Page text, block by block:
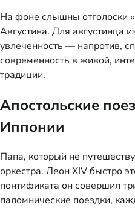
На фоне слышны отголоски
Августина. Для августинца
увлеченность — напротив,
современность в живой,
традиции.
Апостольские
Иппонии
Папа, который не
оркестра. Леон XIV быстро
понтификата он совершил
паломнические поездки,